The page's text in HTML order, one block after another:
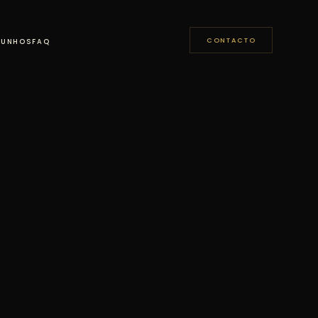
FAQ CONTACTO